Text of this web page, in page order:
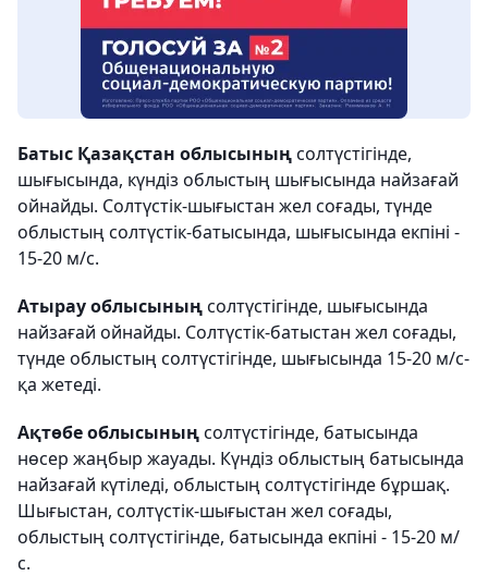
Батыс Қазақстан облысыныңсолтүстігінде,
шығысында, күндіз облыстың шығысында найзағай
ойнайды. Солтүстік-шығыстан жел соғады, түнде
облыстың солтүстік-батысында, шығысында екпіні -
15-20 м/с.
Атырау облысыныңсолтүстігінде, шығысында
найзағай ойнайды. Солтүстік-батыстан жел соғады,
түнде облыстың солтүстігінде, шығысында 15-20 м/с-
қа жетеді.
Ақтөбе облысыныңсолтүстігінде, батысында
нөсер жаңбыр жауады. Күндіз облыстың батысында
найзағай күтіледі, облыстың солтүстігінде бұршақ.
Шығыстан, солтүстік-шығыстан жел соғады,
облыстың солтүстігінде, батысында екпіні - 15-20 м/
с.